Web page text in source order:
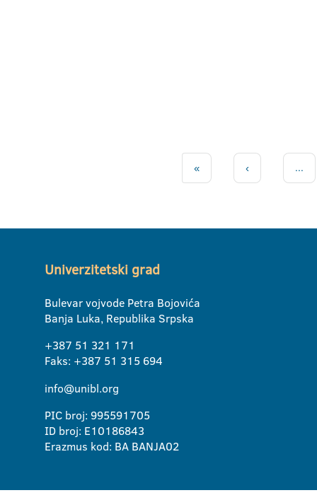
« ‹ ...
Univerzitetski grad
Bulevar vojvode Petra Bojovića
Banja Luka, Republika Srpska
+387 51 321 171
Faks: +387 51 315 694
info@unibl.org
PIC broj: 995591705
ID broj: E10186843
Erazmus kod: BA BANJA02